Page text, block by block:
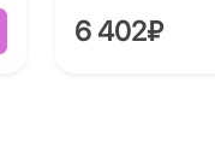
6 402₽